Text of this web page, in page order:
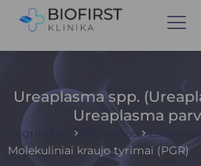
Ureaplasma spp.
Ureaplasma
Pagrindinis Paslaugos
Molekuliniai kraujo tyrimai (PGR)